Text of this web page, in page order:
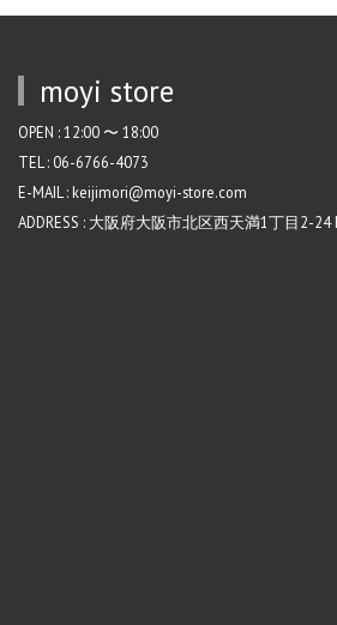
moyi store
OPEN : 12:00 〜 18:00
TEL : 06-6766-4073
E-MAIL : keijimori@moyi-store.com
ADDRESS : 大阪府大阪市北区西天満1丁目2-24